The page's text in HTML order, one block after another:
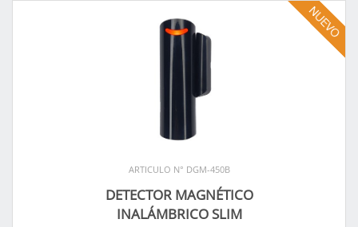
ARTICULO N° DGM-450B
DETECTOR MAGNÉTICO
INALÁMBRICO SLIM